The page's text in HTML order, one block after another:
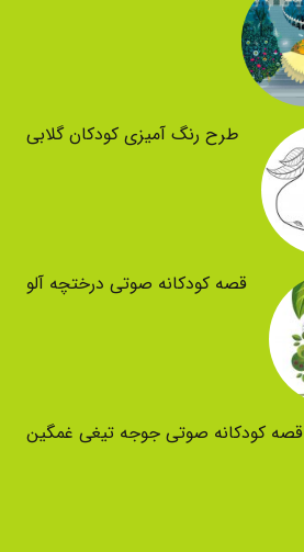
طرح رنگ آمیزی کودکان گلابی
قصه کودکانه صوتی درختچه آلو
قصه کودکانه صوتی جوجه تیغی غمگین